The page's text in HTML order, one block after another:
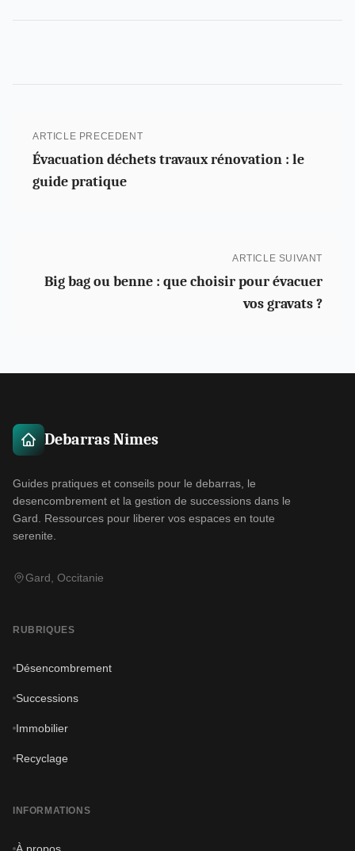
ARTICLE PRECEDENT
Évacuation déchets travaux rénovation : le
guide pratique
ARTICLE SUIVANT
Big bag ou benne : que choisir pour évacuer
vos gravats ?
Debarras Nimes
Guides pratiques et conseils pour le debarras, le
desencombrement et la gestion de successions dans le
Gard. Ressources pour liberer vos espaces en toute
serenite.
Gard, Occitanie
RUBRIQUES
Désencombrement
Successions
Immobilier
Recyclage
INFORMATIONS